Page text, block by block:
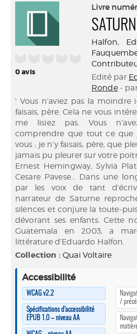
0avis
Livre
Halfon,
Edité par
Ronde-
' Vous n’aviez pas la
faisais, père. Cela ne vous
me lisiez pas. Vous
comprendre que tout ce que
vous ; je n’y faisais, père, que
jamais pu pleurer sur votre
Ernest Hemingway, Sylvia
Cesare Pavese... Dans une
par les voix de tant
narrateur de Saturne
silences et conjure la toute-
dévorant ses enfants. Cette
Guatemala en 2003, a
littérature d’Eduardo Halfon.
Collection : Quai Voltaire
Accessibilité
WCAG v2.2
Spécifications d’accessibilité
EPUB 1.0 – niveau AA
/